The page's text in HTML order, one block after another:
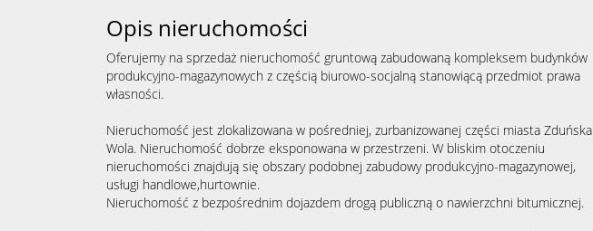
Opis nieruchomości
Oferujemy na sprzedaż nieruchomość gruntową zabudowaną kompleksem budynków
produkcyjno-magazynowych z częścią biurowo-socjalną stanowiącą przedmiot prawa
własności.
Nieruchomość jest zlokalizowana w pośredniej, zurbanizowanej części miasta Zduńska
Wola. Nieruchomość dobrze eksponowana w przestrzeni. W bliskim otoczeniu
nieruchomości znajdują się obszary podobnej zabudowy produkcyjno-magazynowej,
usługi handlowe,hurtownie.
Nieruchomość z bezpośrednim dojazdem drogą publiczną o nawierzchni bitumicznej.